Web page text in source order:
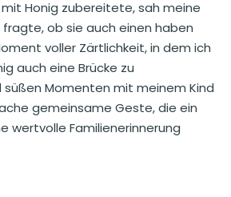
Honig zubereitete, sah meine
fragte, ob sie auch einen haben
voller Zärtlichkeit, in dem ich
auch eine Brücke zu
Momenten mit meinem Kind
gemeinsame Geste, die ein
wertvolle Familienerinnerung